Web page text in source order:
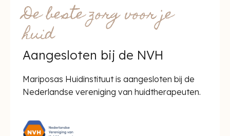
De beste zorg voor je
huid
Aangesloten bij de NVH
Mariposas Huidinstituut is aangesloten bij de
Nederlandse vereniging van huidtherapeuten.